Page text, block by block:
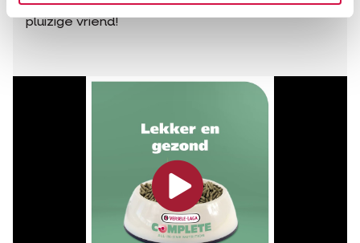
bewaarmiddelen. En jij krijgt meer liefde van je
pluizige vriend!